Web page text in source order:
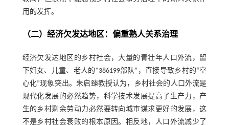
用的发挥。
（二）经济欠发达地区：偏重熟人关系治理
经济欠发达地区的乡村社会，大量的青壮年人口外流，留
下妇女、儿童、老人的“386199部队”，直接导致乡村的“空
心化”现象突出。朱启臻教授认为，乡村社会的人口外流是
现代化发展的必然趋势，科学技术发展提高了生产力，产
生的乡村剩余劳动力必然要转向城市谋求更好的发展，这
不是乡村社会衰败的根本原因。相反地，人口外流减少了